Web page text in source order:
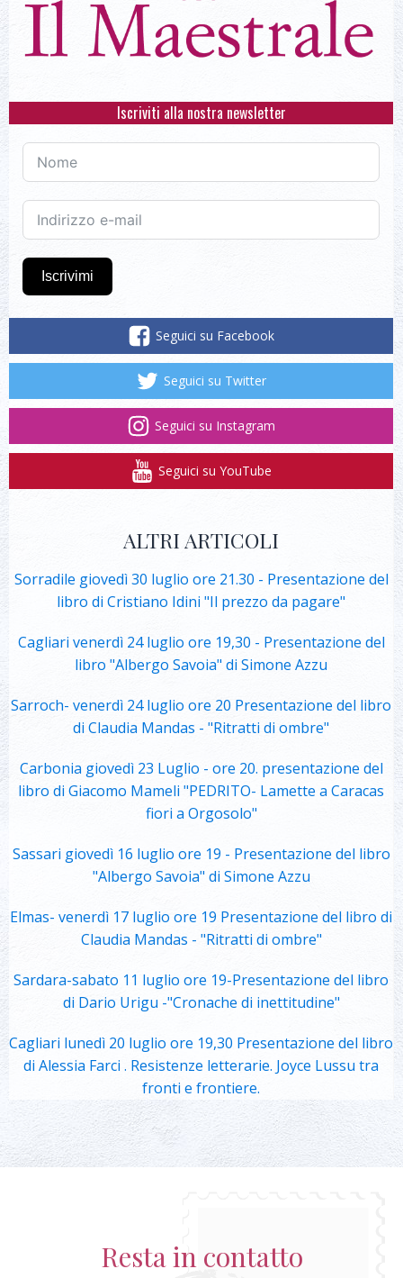
Iscriviti alla nostra newsletter
Iscrivimi
Seguici su Facebook
Seguici su Twitter
Seguici su Instagram
Seguici su YouTube
ALTRI ARTICOLI
Sorradile giovedì 30 luglio ore 21.30 - Presentazione del
libro di Cristiano Idini "Il prezzo da pagare"
Cagliari venerdì 24 luglio ore 19,30 - Presentazione del
libro "Albergo Savoia" di Simone Azzu
Sarroch- venerdì 24 luglio ore 20 Presentazione del libro
di Claudia Mandas - "Ritratti di ombre"
Carbonia giovedì 23 Luglio - ore 20. presentazione del
libro di Giacomo Mameli "PEDRITO- Lamette a Caracas
fiori a Orgosolo"
Sassari giovedì 16 luglio ore 19 - Presentazione del libro
"Albergo Savoia" di Simone Azzu
Elmas- venerdì 17 luglio ore 19 Presentazione del libro di
Claudia Mandas - "Ritratti di ombre"
Sardara-sabato 11 luglio ore 19-Presentazione del libro
di Dario Urigu -"Cronache di inettitudine"
Cagliari lunedì 20 luglio ore 19,30 Presentazione del libro
di Alessia Farci . Resistenze letterarie. Joyce Lussu tra
fronti e frontiere.
Resta in contatto